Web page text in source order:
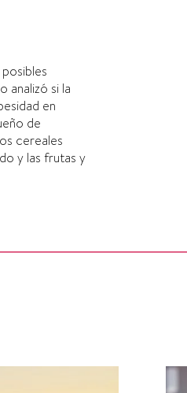
analizó si la
en
de
cereales
y las frutas y